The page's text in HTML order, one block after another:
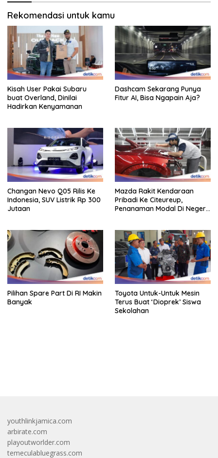
Rekomendasi untuk kamu
Kisah User Pakai Subaru
buat Overland, Dinilai
Hadirkan Kenyamanan
Dashcam Sekarang Punya
Fitur AI, Bisa Ngapain Aja?
Changan Nevo Q05 Rilis Ke
Indonesia, SUV Listrik Rp 300
Jutaan
Mazda Rakit Kendaraan
Pribadi Ke Citeureup,
Penanaman Modal Di Negeri
Pilihan Spare Part Di RI Makin
Banyak
Toyota Untuk-Untuk Mesin
Terus Buat ‘Dioprek’ Siswa
Sekolahan
youthlinkjamica.com
arbirate.com
playoutworlder.com
temeculabluegrass.com